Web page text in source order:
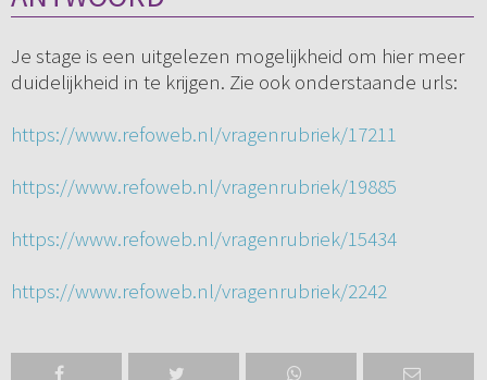
Je stage is een uitgelezen mogelijkheid om hier meer
duidelijkheid in te krijgen. Zie ook onderstaande urls:
https://www.refoweb.nl/vragenrubriek/17211
https://www.refoweb.nl/vragenrubriek/19885
https://www.refoweb.nl/vragenrubriek/15434
https://www.refoweb.nl/vragenrubriek/2242